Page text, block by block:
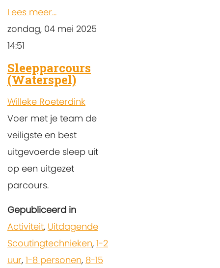
Lees meer...
zondag, 04 mei 2025
14:51
Sleepparcours
(Waterspel)
Willeke Roeterdink
Voer met je team de
veiligste en best
uitgevoerde sleep uit
op een uitgezet
parcours.
Gepubliceerd in
Activiteit, Uitdagende
Scoutingtechnieken, 1-2
uur, 1-8 personen, 8-15